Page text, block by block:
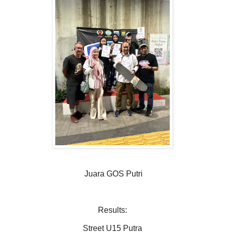
Juara GOS Putri
Results:
Street U15 Putra